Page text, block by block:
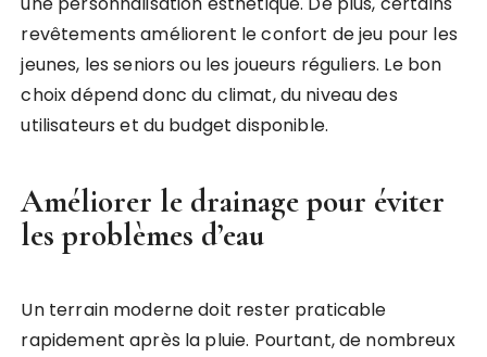
revêtements améliorent le confort de jeu pour les
jeunes, les seniors ou les joueurs réguliers. Le bon
choix dépend donc du climat, du niveau des
utilisateurs et du budget disponible.
Améliorer le drainage pour éviter
les problèmes d’eau
Un terrain moderne doit rester praticable
rapidement après la pluie. Pourtant, de nombreux